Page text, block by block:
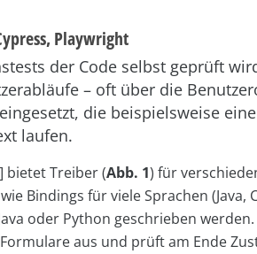
Playwright
der Code selbst geprüft
– oft über die
die beispielsweise
laufen.
bietet Treiber (Abb. 1) für
Bindings für viele Sprachen (Java,
oder Python geschrieben
aus und prüft am Ende